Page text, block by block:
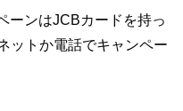
ーンはJCBカードを持っ
ットか電話でキャンペー